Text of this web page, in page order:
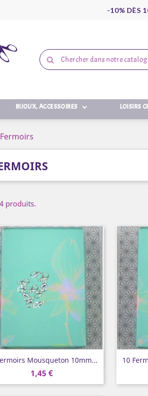
-10% DÈS
BIJOUX, ACCESSOIRES LOISIRS
Fermoirs
produits.
Mousqueton 10mm...
1,45 €
Aperçu rapide 10